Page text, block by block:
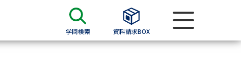
学問検索 資料請求BOX